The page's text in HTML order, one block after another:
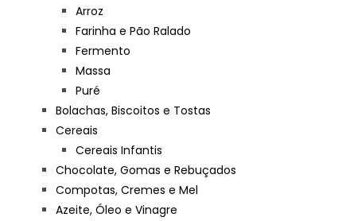
Arroz
Farinha e Pão Ralado
Fermento
Massa
Puré
Bolachas, Biscoitos e Tostas
Cereais
Cereais Infantis
Chocolate, Gomas e Rebuçados
Compotas, Cremes e Mel
Azeite, Óleo e Vinagre